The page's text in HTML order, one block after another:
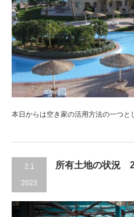
本日からは空き家の活用方法の一つと
2.1
2023
所有土地の状況